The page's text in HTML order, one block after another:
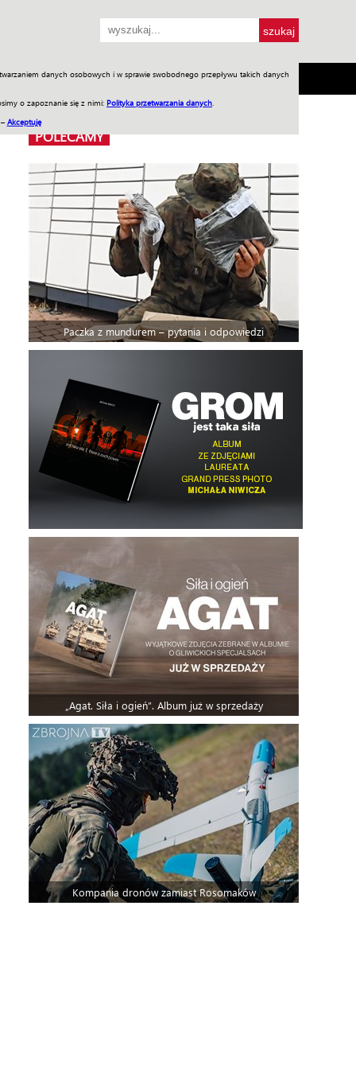
danych osobowych i w sprawie swobodnego przepływu takich danych
o zapoznanie się z nimi: Polityka przetwarzania danych
Akceptuję
SKLEP Jednodniówki Praca w WIW
POLECAMY
Paczka z mundurem – pytania i odpowiedzi
„Agat. Siła i ogień”. Album już w sprzedaży
Kompania dronów zamiast Rosomaków